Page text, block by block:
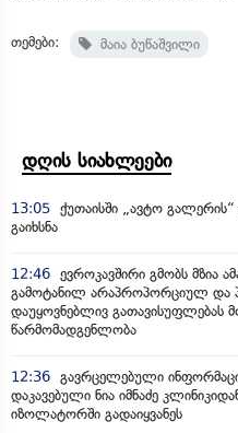
თემები: მაია ბუწაშვილი
დღის სიახლეები
13:05 ქუთაისში „ავტო
გაიხსნა
12:46 ევროკავშირი გმობს მზია
გამოტანილ არაპროპორციულ და
დაუყოვნებლივ გათავისუფლებას
წარმომადგენლობა
12:36 გავრცელებული
დაკავებული ნია იმნაძე
იზოლატორში გადაიყვანეს